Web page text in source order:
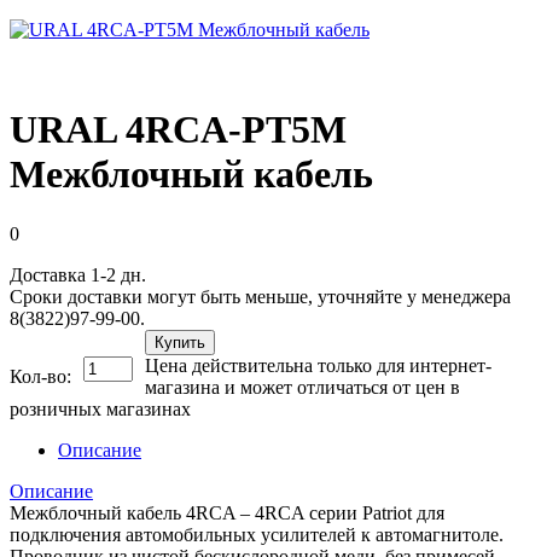
URAL 4RCA-PT5M
Межблочный кабель
0
Доставка 1-2 дн.
Сроки доставки могут быть меньше, уточняйте у менеджера
8(3822)97-99-00.
Кол-во:
Купить
Цена действительна только для интернет-
магазина и может отличаться от цен в
розничных магазинах
Описание
Описание
Межблочный кабель 4RCA – 4RCA серии Patriot для
подключения автомобильных усилителей к автомагнитоле.